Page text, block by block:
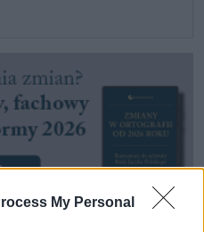
My Personal